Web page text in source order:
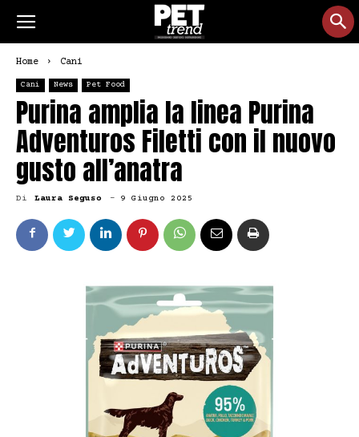
Home Cani
Cani News Pet Food
Purina amplia la linea Purina
Adventuros Filetti con il nuovo
gusto all’anatra
Di Laura Seguso - 9 Giugno 2025